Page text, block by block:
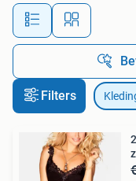
Filters